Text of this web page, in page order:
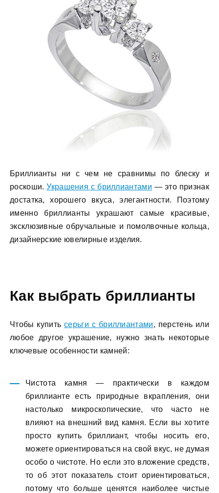
Бриллианты ни с чем не сравнимы по блеску и
роскоши.Украшения с бриллиантами — это признак
достатка, хорошего вкуса, элегантности. Поэтому
именно бриллианты украшают самые красивые,
эксклюзивные обручальные и помолвочные кольца,
дизайнерские ювелирные изделия.
Как выбрать бриллианты
Чтобы купитьсерьги с бриллиантами, перстень или
любое другое украшение, нужно знать некоторые
ключевые особенности камней:
Чистота камня — практически в каждом
бриллианте есть природные вкрапления, они
настолько микроскопические, что часто не
влияют на внешний вид камня. Если вы хотите
просто купить бриллиант, чтобы носить его,
можете ориентироваться на свой вкус, не думая
особо о чистоте. Но если это вложение средств,
то об этот показатель стоит ориентироваться,
потому что больше ценятся наиболее чистые